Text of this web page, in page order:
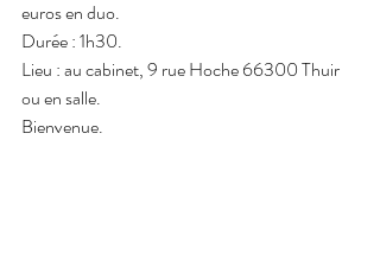
euros en duo.
Durée : 1h30.
Lieu : au cabinet, 9 rue Hoche 66300 Thuir
ou en salle.
Bienvenue.